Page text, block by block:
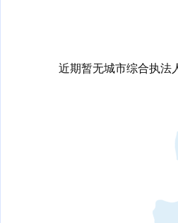
近期暂无城市综合执法